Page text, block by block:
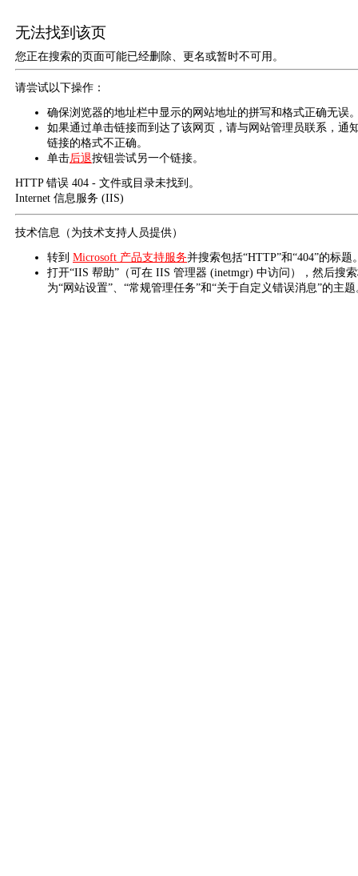
无法找到该页
您正在搜索的页面可能已经删除、更名或暂时不可用。
请尝试以下操作：
确保浏览器的地址栏中显示的网站地址的拼写和格式正确无误
如果通过单击链接而到达了该网页，请与网站管理员联系，通
链接的格式不正确。
单击后退按钮尝试另一个链接。
HTTP 错误 404 - 文件或目录未找到。
Internet 信息服务 (IIS)
技术信息（为技术支持人员提供）
转到 Microsoft 产品支持服务并搜索包括“HTTP”和“404”的标题
打开“IIS 帮助”（可在 IIS 管理器 (inetmgr) 中访问），然后搜
为“网站设置”、“常规管理任务”和“关于自定义错误消息”的主题